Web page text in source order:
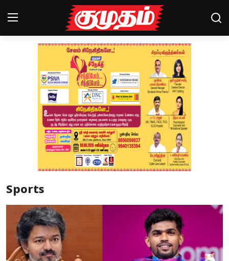
Magazines
Special Story
Business
Sports